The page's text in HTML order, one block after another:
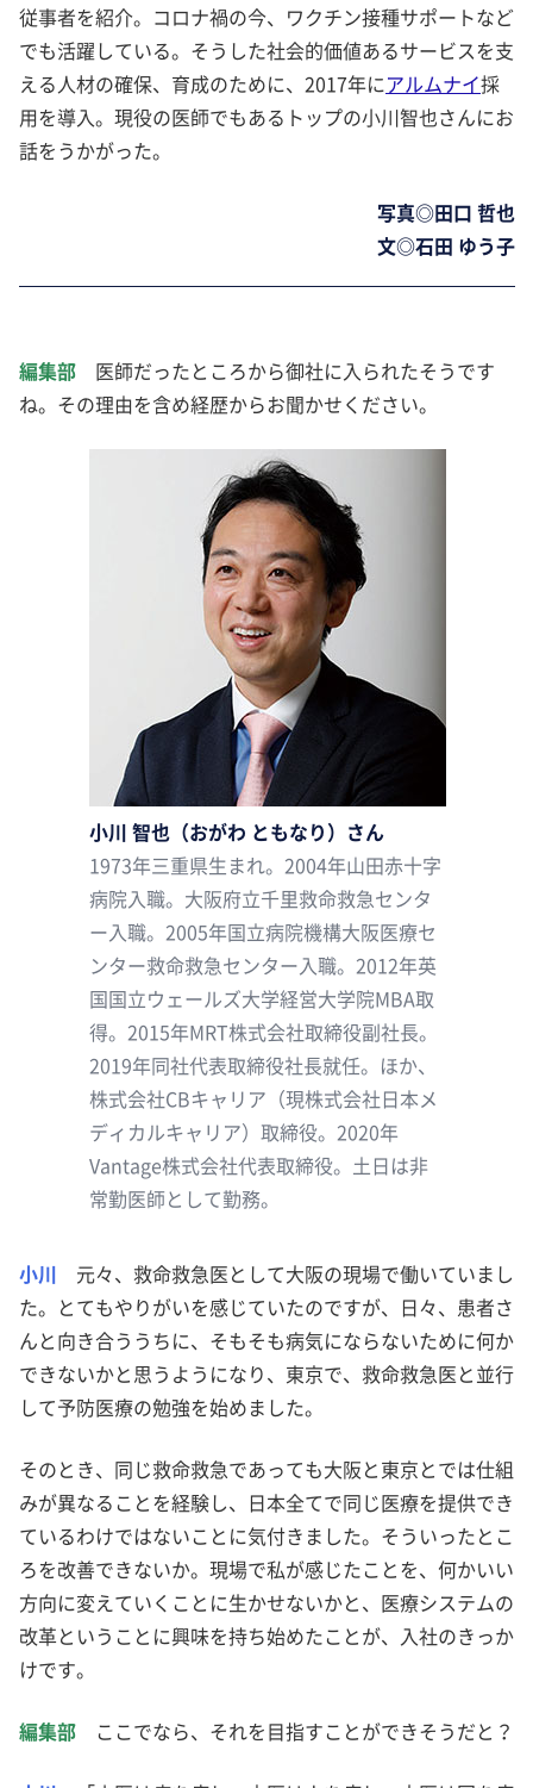
従事者を紹介。コロナ禍の今、ワクチン接種サポートなど
でも活躍している。そうした社会的価値あるサービスを支
える人材の確保、育成のために、2017年にアルムナイ採
用を導入。現役の医師でもあるトップの小川智也さんにお
話をうかがった。
写真◎田口 哲也
文◎石田 ゆう子
編集部 医師だったところから御社に入られたそうです
ね。その理由を含め経歴からお聞かせください。
小川 智也（おがわ ともなり）さん
1973年三重県生まれ。2004年山田赤十字
病院入職。大阪府立千里救命救急センタ
ー入職。2005年国立病院機構大阪医療セ
ンター救命救急センター入職。2012年英
国国立ウェールズ大学経営大学院MBA取
得。2015年MRT株式会社取締役副社長。
2019年同社代表取締役社長就任。ほか、
株式会社CBキャリア（現株式会社日本メ
ディカルキャリア）取締役。2020年
Vantage株式会社代表取締役。土日は非
常勤医師として勤務。
小川 元々、救命救急医として大阪の現場で働いていまし
た。とてもやりがいを感じていたのですが、日々、患者さ
んと向き合ううちに、そもそも病気にならないために何か
できないかと思うようになり、東京で、救命救急医と並行
して予防医療の勉強を始めました。
そのとき、同じ救命救急であっても大阪と東京とでは仕組
みが異なることを経験し、日本全てで同じ医療を提供でき
ているわけではないことに気付きました。そういったとこ
ろを改善できないか。現場で私が感じたことを、何かいい
方向に変えていくことに生かせないかと、医療システムの
改革ということに興味を持ち始めたことが、入社のきっか
けです。
編集部 ここでなら、それを目指すことができそうだと？